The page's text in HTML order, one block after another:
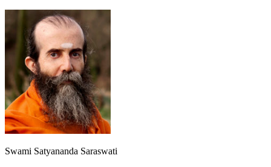
Swami Satyananda Saraswati